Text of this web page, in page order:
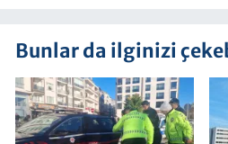
Bunlar da ilginizi